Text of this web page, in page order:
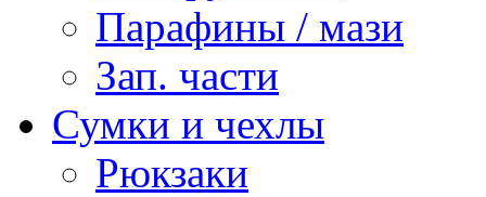
Парафины / мази
Зап. части
Сумки и чехлы
Рюкзаки